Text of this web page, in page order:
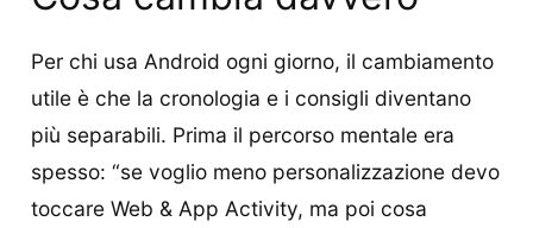
Per chi usa Android ogni giorno, il cambiamento
utile è che la cronologia e i consigli diventano
più separabili. Prima il percorso mentale era
spesso: “se voglio meno personalizzazione devo
toccare Web & App Activity, ma poi cosa